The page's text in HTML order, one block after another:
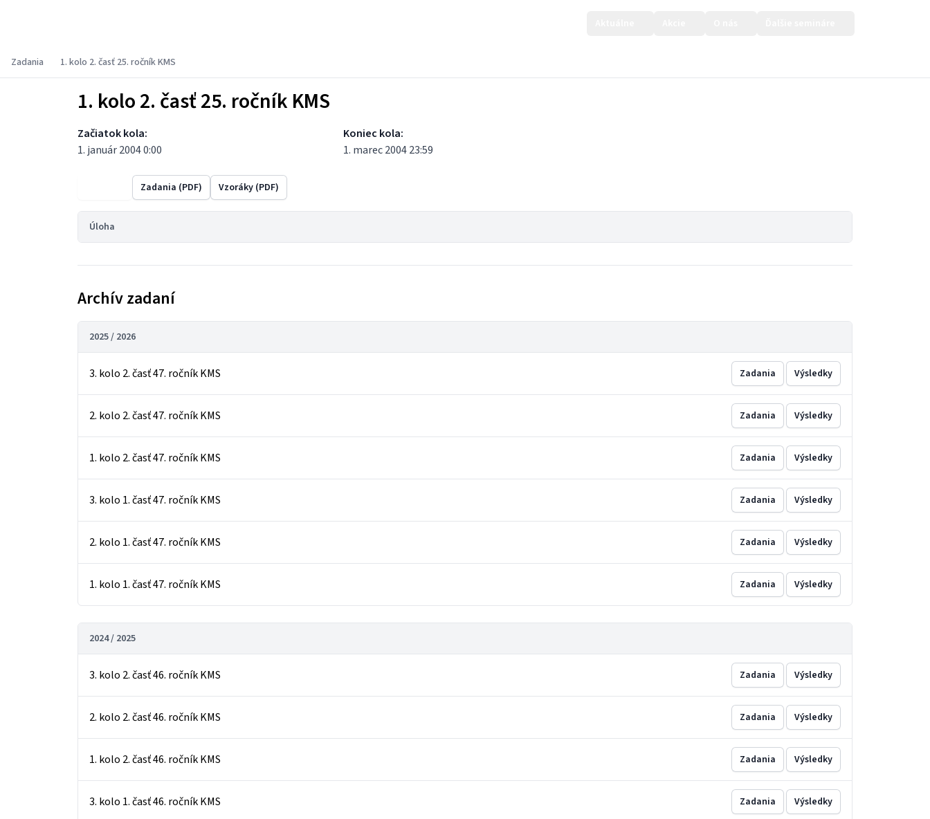
Zadania 1. kolo 2. časť 25. ročník KMS
1. kolo 2. časť 25. ročník KMS
Začiatok kola:
1. január 2004 0:00
Koniec kola:
1. marec 2004 23:59
Zadania (PDF) Vzoráky (PDF)
Úloha
Archív zadaní
2025 / 2026
3. kolo 2. časť 47. ročník KMS Zadania Výsledky
2. kolo 2. časť 47. ročník KMS Zadania Výsledky
1. kolo 2. časť 47. ročník KMS Zadania Výsledky
3. kolo 1. časť 47. ročník KMS Zadania Výsledky
2. kolo 1. časť 47. ročník KMS Zadania Výsledky
1. kolo 1. časť 47. ročník KMS Zadania Výsledky
2024 / 2025
3. kolo 2. časť 46. ročník KMS Zadania Výsledky
2. kolo 2. časť 46. ročník KMS Zadania Výsledky
1. kolo 2. časť 46. ročník KMS Zadania Výsledky
3. kolo 1. časť 46. ročník KMS Zadania Výsledky